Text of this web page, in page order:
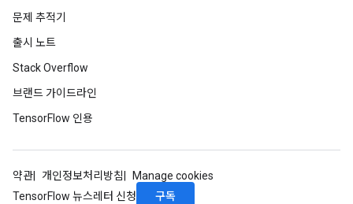
문제 추적기
출시 노트
Stack Overflow
브랜드 가이드라인
TensorFlow 인용
약관 개인정보처리방침
Manage cookies
TensorFlow 뉴스레터 신청
구독